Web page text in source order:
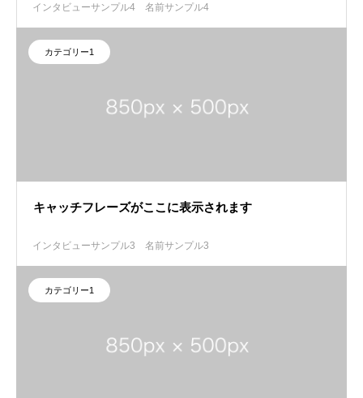
インタビューサンプル4 名前サンプル4
カテゴリー1
キャッチフレーズがここに表示されます
インタビューサンプル3 名前サンプル3
カテゴリー1